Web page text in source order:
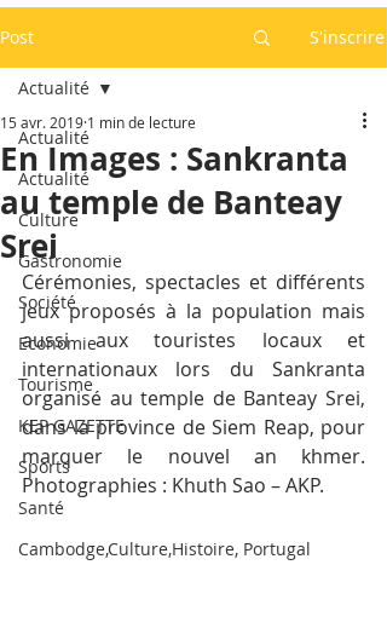
Post S'inscrire
Actualité
Actualité
Culture
Gastronomie
Société
Economie
Tourisme
KEP GAZETTE
Sports
Santé
Cambodge,Culture,Histoire, Portugal
Actualité
En Images : Sankranta
au temple de Banteay
Srei
15 avr. 2019 1 min de lecture
Cérémonies, spectacles et différents
jeux proposés à la population mais
aussi aux touristes locaux et
internationaux lors du Sankranta
organisé au temple de Banteay Srei,
dans la province de Siem Reap, pour
marquer le nouvel an khmer.
Photographies : Khuth Sao – AKP.